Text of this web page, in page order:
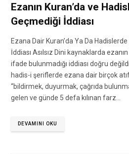
Ezanın Kuran’da ve
Geçmediği İddiası
Ezana Dair Kuran’da Ya Da
İddiası Asılsız Dini kaynaklarda
ifade bulunmadığı iddiası doğru
hadis-i şeriflerde ezana dair birçok
“bildirmek, duyurmak, çağrıda
gelen ve günde 5 defa kılınan farz…
DEVAMINI OKU